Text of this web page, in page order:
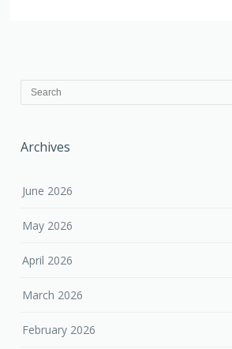
Archives
June 2026
May 2026
April 2026
March 2026
February 2026